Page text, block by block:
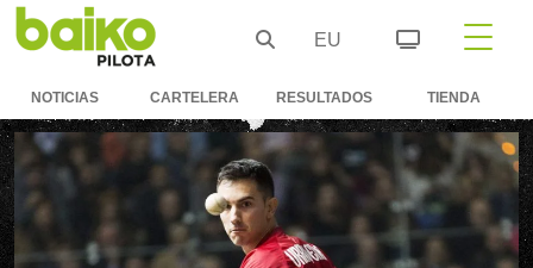
EU
NOTICIAS CARTELERA RESULTADOS TIENDA